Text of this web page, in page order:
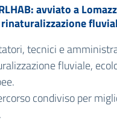
avviato a
tecnici e
fluviale,
condiviso per